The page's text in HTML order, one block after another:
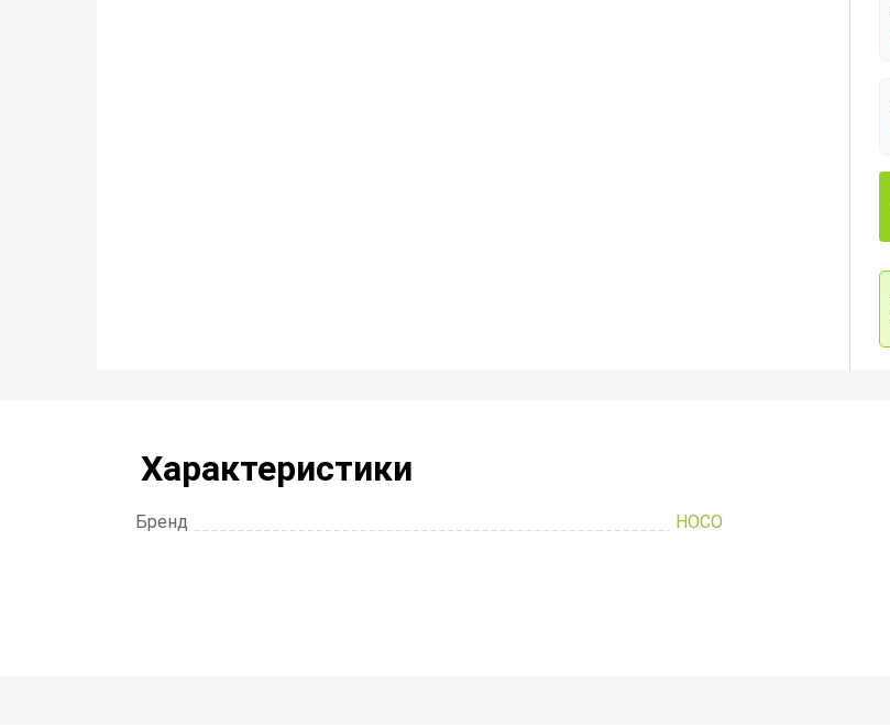
Характеристики
Бренд HOCO